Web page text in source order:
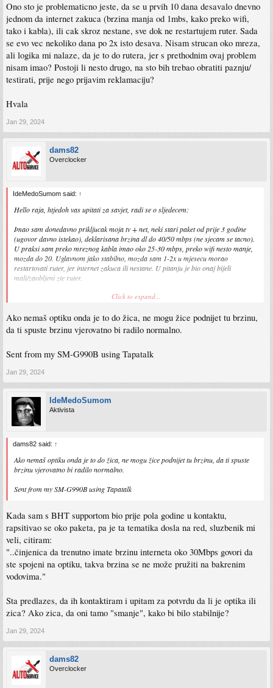
Ono sto je problematicno jeste, da se u prvih 10 dana desavalo dnevno
jednom da internet zakuca (brzina manja od 1mbs, kako preko wifi,
tako i kabla), ili cak skroz nestane, sve dok ne restartujem ruter. Sada
se evo vec nekoliko dana po 2x isto desava. Nisam strucan oko mreza,
ali logika mi nalaze, da je to do rutera, jer s prethodnim ovaj problem
nisam imao? Postoji li nesto drugo, na sto bih trebao obratiti paznju/
testirati, prije nego prijavim reklamaciju?
Hvala
Jan 29, 2024
dams82
Overclocker
IdeMedoSumom said: ↑
Hello raja, htjedoh vas upitati za savjet, radi se o sljedecem:
Imao sam donedavno prikljucak moja tv + net, neki stari paket od prije 3 godine
(ugovor davno istekao), deklarisana brzina dl do 40/50 mbps (ne sjecam se tacno).
U praksi sam preko mreznog kabla imao oko 25-30 mbps, preko wifi nesto manje,
mozda do 20. Uglavnom jako stabilno, mozda sam 1-2x u mjesecu morao
restartovati ruter, jer internet zakuca ili nestane. U pitanju je bio onaj bijeli
mali/zaobljeni zte ruter.
Nedavno otkazem sve to i prijavimo novi prikljucak na ime zene, mojatv + net M
kabla ostvarujem 65 mbps, upload cak 11.
Ono sto je problematicno jeste, da se u prvih 10 dana desavalo dnevno jednom da
nestane, sve dok ne restartujem ruter. Sada se evo vec nekoliko dana po 2x isto
prethodnim ovaj problem nisam imao? Postoji li nesto drugo, na sto bih trebao
obratiti paznju/ testirati, prije nego prijavim reklamaciju?
Hvala
Click to expand...
Ako nemaš optiku onda je to do žica, ne mogu žice podnijet tu brzinu,
da ti spuste brzinu vjerovatno bi radilo normalno.
Sent from my SM-G990B using Tapatalk
Jan 29, 2024
IdeMedoSumom
Aktivista
dams82 said: ↑
Ako nemaš optiku onda je to do žica, ne mogu žice podnijet tu brzinu, da ti spuste
brzinu vjerovatno bi radilo normalno.
Sent from my SM-G990B using Tapatalk
Kada sam s BHT supportom bio prije pola godine u kontaktu,
rapsitivao se oko paketa, pa je ta tematika dosla na red, sluzbenik mi
veli, citiram:
"..činjenica da trenutno imate brzinu interneta oko 30Mbps govori da
ste spojeni na optiku, takva brzina se ne može pružiti na bakrenim
vodovima."
Sta predlazes, da ih kontaktiram i upitam za potvrdu da li je optika ili
zica? Ako zica, da oni tamo "smanje", kako bi bilo stabilnije?
Jan 29, 2024
dams82
Overclocker